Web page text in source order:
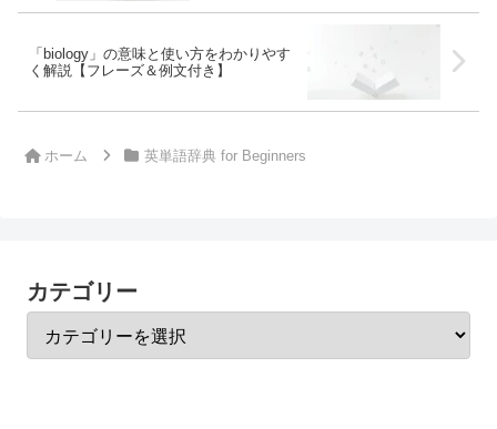
「biology」の意味と使い方をわかりやす
く解説【フレーズ＆例文付き】
ホーム 英単語辞典 for Beginners
カテゴリー